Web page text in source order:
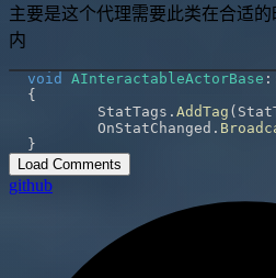
主要是这个代理需要此类在合适
内
void AInteractableActorBase
{
	StatTags
. AddTag (
	OnStatChanged
.
}
Load Comments
github